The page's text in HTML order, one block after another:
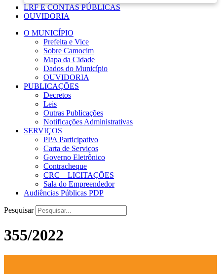
LRF E CONTAS PÚBLICAS
OUVIDORIA
O MUNICÍPIO
Prefeita e Vice
Sobre Camocim
Mapa da Cidade
Dados do Município
OUVIDORIA
PUBLICAÇÕES
Decretos
Leis
Outras Publicações
Notificações Administrativas
SERVIÇOS
PPA Participativo
Carta de Serviços
Governo Eletrônico
Contracheque
CRC – LICITAÇÕES
Sala do Empreendedor
Audiências Públicas PDP
Pesquisar
355/2022